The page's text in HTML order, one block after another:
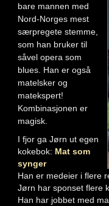
bare mannen med
Nord-Norges mest
særpregete stemme,
som han bruker til
såvel opera som
blues. Han er også
matelsker og
matekspert!
Kombinasjonen er
magisk.
I fjor ga Jørn ut egen
kokebok: Mat som
synger
Han er medeier i flere
Jørn har sponset flere
Han har jobbet med